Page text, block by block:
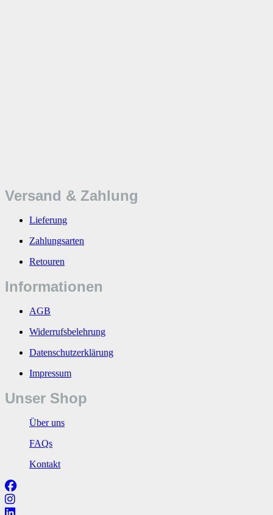
Versand & Zahlung
Lieferung
Zahlungsarten
Retouren
Informationen
AGB
Widerrufsbelehrung
Datenschutzerklärung
Impressum
Unser Shop
Über uns
FAQs
Kontakt